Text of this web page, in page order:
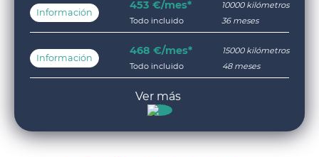
Información
453 €/mes*
Todo incluido
10000 kilómetros
36 meses
Información
468 €/mes*
Todo incluido
15000 kilómetros
48 meses